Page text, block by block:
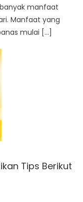
manfaat
Manfaat yang
mulai […]
Tips Berikut